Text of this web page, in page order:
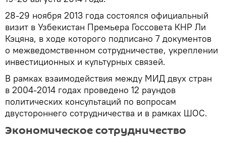
28-29 ноября 2013 года состоялся официальный
визит в Узбекистан Премьера Госсовета КНР Ли
Кэцяна, в ходе которого подписано 7 документов
о межведомственном сотрудничестве, укреплении
инвестиционных и культурных связей.
В рамках взаимодействия между МИД двух стран
в 2004-2014 годах проведено 12 раундов
политических консультаций по вопросам
двустороннего сотрудничества и в рамках ШОС.
Экономическое сотрудничество